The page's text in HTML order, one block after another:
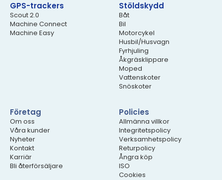
GPS-trackers
Scout 2.0
Machine Connect
Machine Easy
Stöldskydd
Båt
Bil
Motorcykel
Husbil/Husvagn
Fyrhjuling
Åkgräsklippare
Moped
Vattenskoter
Snöskoter
Företag
Om oss
Våra kunder
Nyheter
Kontakt
Karriär
Bli återförsäljare
Policies
Allmänna villkor
Integritetspolicy
Verksamhetspolicy
Returpolicy
Ångra köp
ISO
Cookies